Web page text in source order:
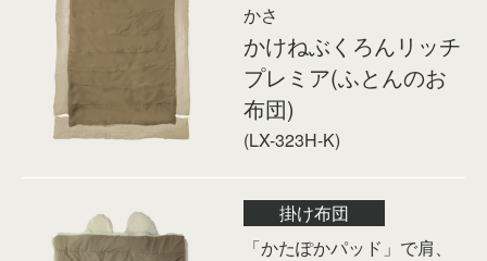
かさ
かけねぶくろんリッチ
プレミア(ふとんのお
布団)
(LX-323H-K)
掛け布団
「かたぽかパッド」で肩、